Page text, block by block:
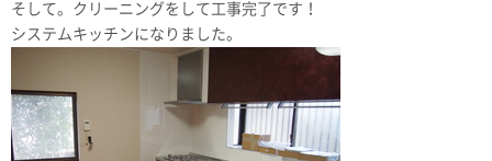
そして。クリーニングをして工事完了です！
システムキッチンになりました。